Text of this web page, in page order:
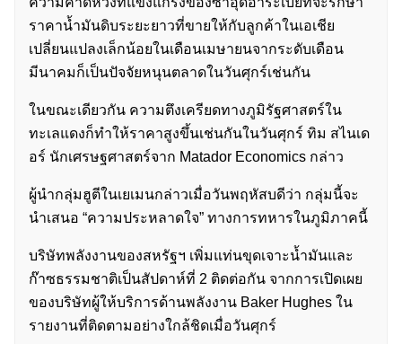
ราคาน้ำมันดิบระยะยาวที่ขายให้กับลูกค้าในเอเชีย
เปลี่ยนแปลงเล็กน้อยในเดือนเมษายนจากระดับเดือน
มีนาคมก็เป็นปัจจัยหนุนตลาดในวันศุกร์เช่นกัน
ในขณะเดียวกัน ความตึงเครียดทางภูมิรัฐศาสตร์ใน
ทะเลแดงก็ทำให้ราคาสูงขึ้นเช่นกันในวันศุกร์ ทิม สไนเด
อร์ นักเศรษฐศาสตร์จาก Matador Economics กล่าว
ผู้นำกลุ่มฮูตีในเยเมนกล่าวเมื่อวันพฤหัสบดีว่า กลุ่มนี้จะ
นำเสนอ “ความประหลาดใจ” ทางการทหารในภูมิภาคนี้
บริษัทพลังงานของสหรัฐฯ เพิ่มแท่นขุดเจาะน้ำมันและ
ก๊าซธรรมชาติเป็นสัปดาห์ที่ 2 ติดต่อกัน จากการเปิดเผย
ของบริษัทผู้ให้บริการด้านพลังงาน Baker Hughes ใน
รายงานที่ติดตามอย่างใกล้ชิดเมื่อวันศุกร์